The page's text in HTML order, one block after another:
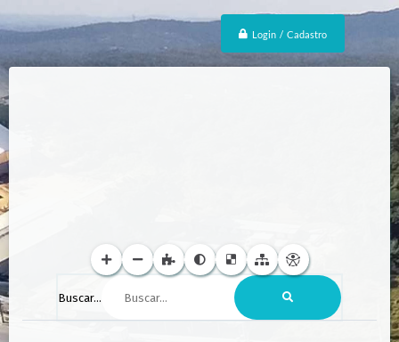
Login / Cadastro
Buscar...